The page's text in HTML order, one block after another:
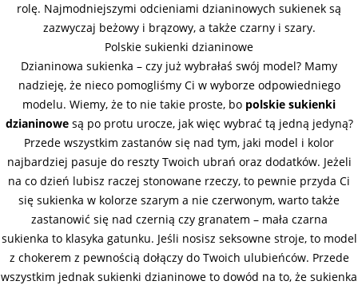
rolę. Najmodniejszymi odcieniami dzianinowych sukienek są
zazwyczaj beżowy i brązowy, a także czarny i szary.
Polskie sukienki dzianinowe
Dzianinowa sukienka – czy już wybrałaś swój model? Mamy
nadzieję, że nieco pomogliśmy Ci w wyborze odpowiedniego
modelu. Wiemy, że to nie takie proste, bo polskie sukienki
dzianinowesą po protu urocze, jak więc wybrać tą jedną jedyną?
Przede wszystkim zastanów się nad tym, jaki model i kolor
najbardziej pasuje do reszty Twoich ubrań oraz dodatków. Jeżeli
na co dzień lubisz raczej stonowane rzeczy, to pewnie przyda Ci
się sukienka w kolorze szarym a nie czerwonym, warto także
zastanowić się nad czernią czy granatem – mała czarna
sukienka to klasyka gatunku. Jeśli nosisz seksowne stroje, to model
z chokerem z pewnością dołączy do Twoich ulubieńców. Przede
wszystkim jednak sukienki dzianinowe to dowód na to, że sukienka